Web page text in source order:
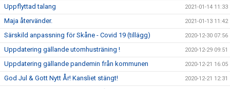
Uppflyttad talang 2021-01-14 11:33
Maja återvänder. 2021-01-13 11:42
Särskild anpassning för Skåne - Covid 19 (tillägg) 2020-12-30 07:56
Uppdatering gällande utomhusträning ! 2020-12-29 09:51
Uppdatering gällande pandemin från kommunen 2020-12-21 16:05
God Jul & Gott Nytt År! Kansliet stängt! 2020-12-21 12:31